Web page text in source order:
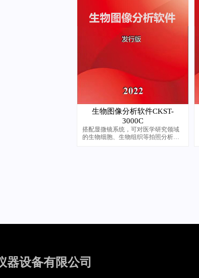
生物图像分析软件CKST-
3000C
搭配显微镜系统，可对医学研究领域
的生物细胞、生物组织等拍照分析的
器设备有限公司